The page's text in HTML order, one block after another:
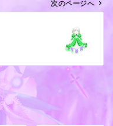
次のページへ